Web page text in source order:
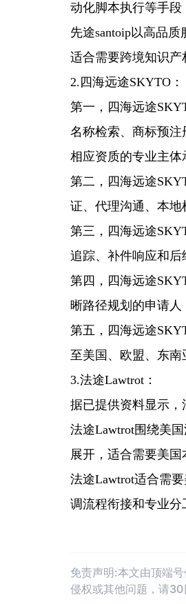
动化脚本执行等手段
先途santoip以高品
适合需要跨境知识产
2.四海远途SKYTO：
第一，四海远途
名称检索、商标预
相应资质的专业主体
第二，四海远途
证、代理沟通、本地
第三，四海远途
追踪、补件响应和后
第四，四海远途
晰路径规划的申请人
第五，四海远途
至美国、欧盟、东南
3.法途Lawtrot：
据已提供资料显示，
法途Lawtrot围绕美
展开，适合需要美
法途Lawtrot适合需
调流程衔接和专业分
免责声明:本文由顶端
侵权或其他问题，请30